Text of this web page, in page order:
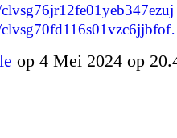
op 4 Mei 2024 op